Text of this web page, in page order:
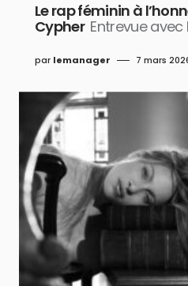
Le rap féminin à
Cypher Entrevue avec
par lemanager 7 mars